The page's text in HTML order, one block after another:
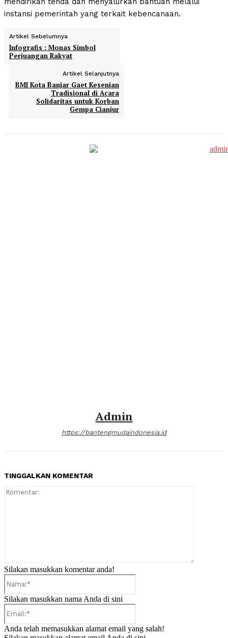
instansi pemerintah yang terkait kebencanaan.
Artikel Sebelumnya
Infografis : Monas Simbol
Perjuangan Rakyat
Artikel Selanjutnya
BMI Kota Banjar Gaet Kesenian
Tradisional di Acara
Solidaritas untuk Korban
Gempa Cianjur
Admin
https://bantengmudaindonesia.id
TINGGALKAN KOMENTAR
Silakan masukkan komentar anda!
Silakan masukkan nama Anda di sini
Anda telah memasukkan alamat email yang salah!